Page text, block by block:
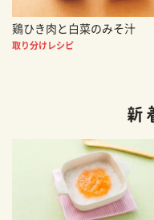
鶏ひき肉と白菜のみそ汁
取り分けレシピ